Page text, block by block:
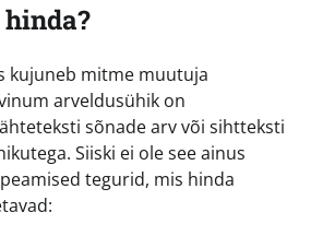
kujuneb mitme muutuja
arveldusühik on
sõnade arv või sihtteksti
Siiski ei ole see ainus
tegurid, mis hinda